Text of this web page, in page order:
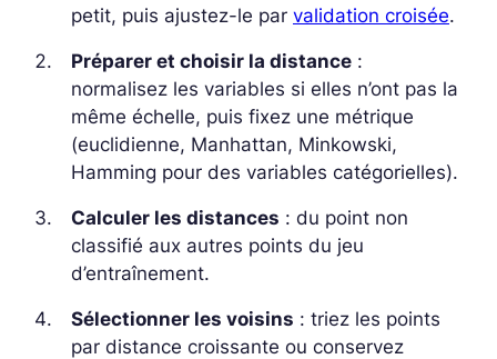
petit, puis ajustez-le par validation croisée.
Préparer et choisir la distance :
normalisez les variables si elles n’ont pas la
même échelle, puis fixez une métrique
(euclidienne, Manhattan, Minkowski,
Hamming pour des variables catégorielles).
Calculer les distances : du point non
classifié aux autres points du jeu
d’entraînement.
Sélectionner les voisins : triez les points
par distance croissante ou conservez